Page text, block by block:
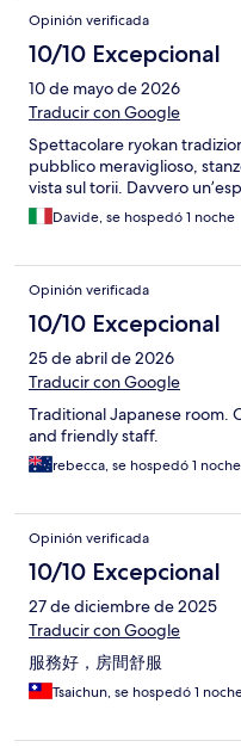
Opinión verificada
10/10 Excepcional
10 de mayo de 2026
Traducir con Google
Spettacolare ryokan
pubblico meraviglioso,
vista sul torii. Davvero
Davide, se hospedó 1 noche
Opinión verificada
10/10 Excepcional
25 de abril de 2026
Traducir con Google
Traditional Japanese room.
and friendly staff.
rebecca, se hospedó 1 noche
Opinión verificada
10/10 Excepcional
27 de diciembre de 2025
Traducir con Google
服務好，房間舒服
Tsaichun, se hospedó 1